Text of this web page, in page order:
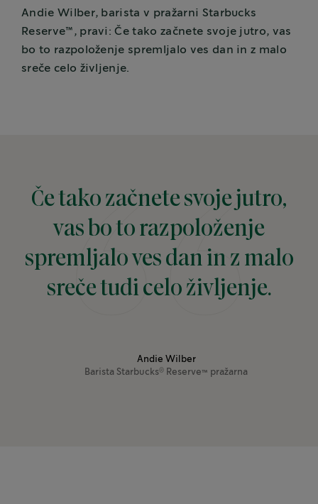
Andie Wilber, barista v pražarni Starbucks
Reserve™, pravi: Če tako začnete svoje jutro, vas
bo to razpoloženje spremljalo ves dan in z malo
sreče celo življenje.
Če tako začnete svoje jutro,
vas bo to razpoloženje
spremljalo ves dan in z malo
sreče tudi celo življenje.
Andie Wilber
Barista Starbucks® Reserve™ pražarna